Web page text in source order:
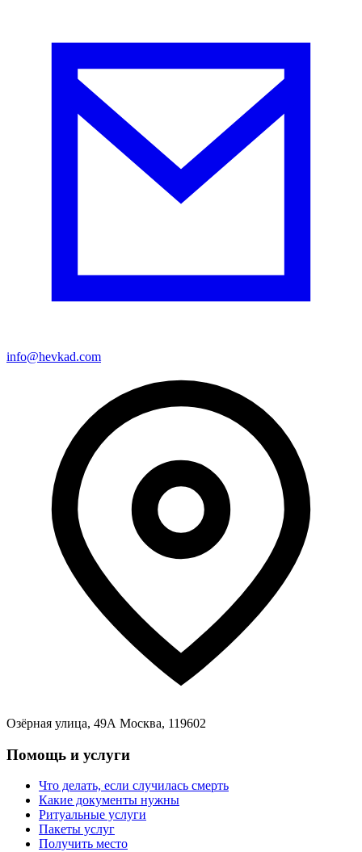
info@hevkad.com
Озёрная улица, 49А Москва, 119602
Помощь и услуги
Что делать, если случилась смерть
Какие документы нужны
Ритуальные услуги
Пакеты услуг
Получить место